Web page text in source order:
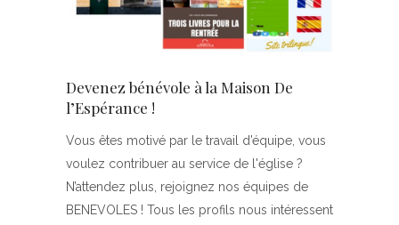
Devenez bénévole à la Maison De
l’Espérance !
Vous êtes motivé par le travail d’équipe, vous
voulez contribuer au service de l'église ?
N’attendez plus, rejoignez nos équipes de
BENEVOLES ! Tous les profils nous intéressent